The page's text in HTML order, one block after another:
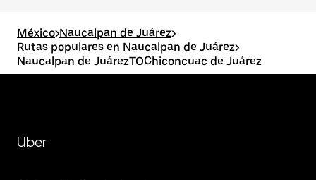
México>Naucalpan de Juárez>
Rutas populares en Naucalpan de Juárez>
Naucalpan de JuárezTOChiconcuac de Juárez
Uber